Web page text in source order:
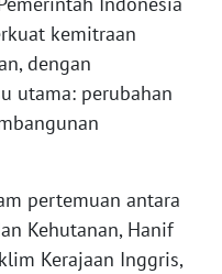
kemitraan
dengan
utama: perubahan
pertemuan antara
Kehutanan, Hanif
Kerajaan Inggris,